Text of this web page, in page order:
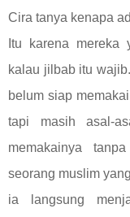
Cira tanya kenapa
Itu karena mereka
kalau jilbab itu
belum siap
tapi masih asal-
memakainya
seorang muslim
ia langsung